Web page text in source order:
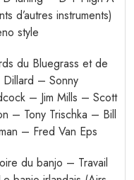
d’autres instruments)
style
du Bluegrass et de
– Sonny
– Jim Mills – Scott
– Tony Trischka – Bill
– Fred Van Eps
du banjo – Travail